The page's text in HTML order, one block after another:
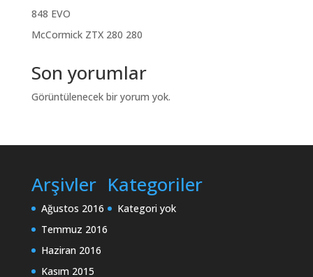
848 EVO
McCormick ZTX 280 280
Son yorumlar
Görüntülenecek bir yorum yok.
Arşivler
Ağustos 2016
Temmuz 2016
Haziran 2016
Kasım 2015
Kategoriler
Kategori yok